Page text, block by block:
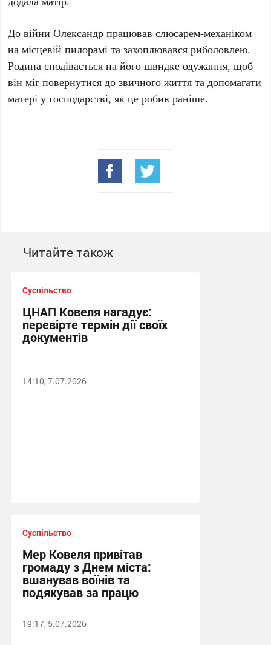
До війни Олександр працював слюсарем-механіком
на місцевій пилорамі та захоплювався риболовлею.
Родина сподівається на його швидке одужання, щоб
він міг повернутися до звичного життя та допомагати
матері у господарстві, як це робив раніше.
Читайте також
Суспільство
ЦНАП Ковеля нагадує:
перевірте термін дії своїх
документів
14:10, 7.07.2026
Суспільство
Мер Ковеля привітав
громаду з Днем міста:
вшанував воїнів та
подякував за працю
19:17, 5.07.2026